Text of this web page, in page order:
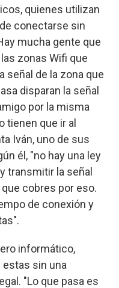
quienes utilizan
conectarse sin
mucha gente que
zonas Wifi que
señal de la zona que
disparan la señal
por la misma
tienen que ir al
Iván, uno de sus
él, "no hay una ley
transmitir la señal
cobres por eso.
de conexión y
informático,
estas sin una
"Lo que pasa es